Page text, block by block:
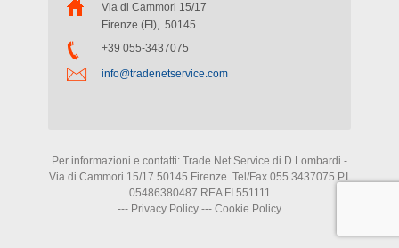
Via di Cammori 15/17
Firenze (FI), 50145
+39 055-3437075
info@tradenetservice.com
Per informazioni e contatti: Trade Net Service di D.Lombardi -
Via di Cammori 15/17 50145 Firenze. Tel/Fax 055.3437075 P.I.
05486380487 REA FI 551111
--- Privacy Policy --- Cookie Policy